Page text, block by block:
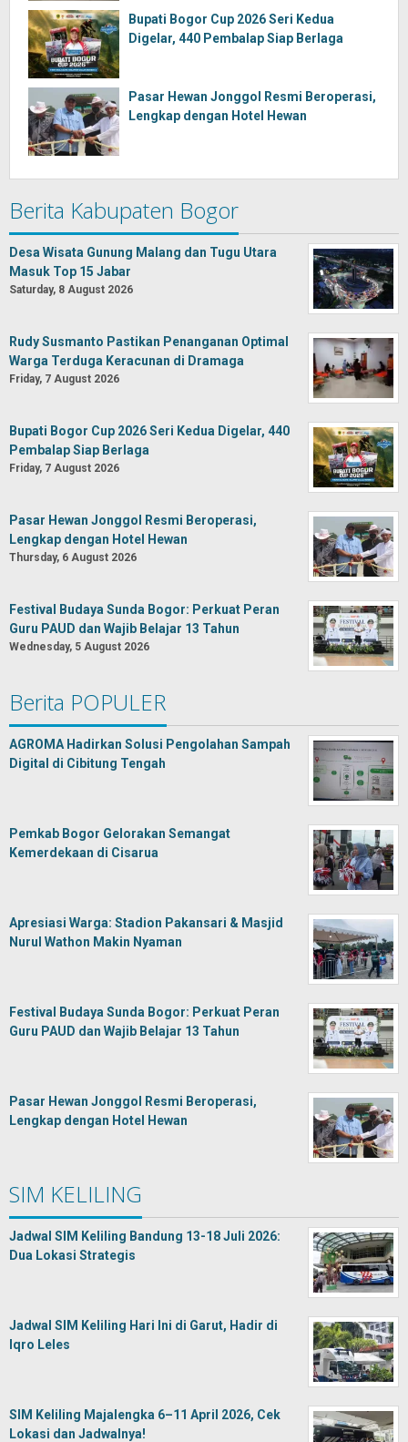
Bupati Bogor Cup 2026 Seri Kedua
Digelar, 440 Pembalap Siap Berlaga
Pasar Hewan Jonggol Resmi Beroperasi,
Lengkap dengan Hotel Hewan
Berita Kabupaten Bogor
Desa Wisata Gunung Malang dan Tugu Utara
Masuk Top 15 Jabar
Saturday, 8 August 2026
Rudy Susmanto Pastikan Penanganan Optimal
Warga Terduga Keracunan di Dramaga
Friday, 7 August 2026
Bupati Bogor Cup 2026 Seri Kedua Digelar, 440
Pembalap Siap Berlaga
Friday, 7 August 2026
Pasar Hewan Jonggol Resmi Beroperasi,
Lengkap dengan Hotel Hewan
Thursday, 6 August 2026
Festival Budaya Sunda Bogor: Perkuat Peran
Guru PAUD dan Wajib Belajar 13 Tahun
Wednesday, 5 August 2026
Berita POPULER
AGROMA Hadirkan Solusi Pengolahan Sampah
Digital di Cibitung Tengah
Pemkab Bogor Gelorakan Semangat
Kemerdekaan di Cisarua
Apresiasi Warga: Stadion Pakansari & Masjid
Nurul Wathon Makin Nyaman
Festival Budaya Sunda Bogor: Perkuat Peran
Guru PAUD dan Wajib Belajar 13 Tahun
Pasar Hewan Jonggol Resmi Beroperasi,
Lengkap dengan Hotel Hewan
SIM KELILING
Jadwal SIM Keliling Bandung 13-18 Juli 2026:
Dua Lokasi Strategis
Jadwal SIM Keliling Hari Ini di Garut, Hadir di
Iqro Leles
SIM Keliling Majalengka 6–11 April 2026, Cek
Lokasi dan Jadwalnya!